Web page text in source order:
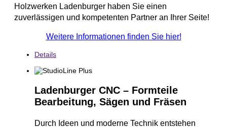
Holzwerken Ladenburger haben Sie einen
zuverlässigen und kompetenten Partner an Ihrer Seite!
Weitere Informationen finden Sie hier!
Details
Ladenburger CNC – Formteile
Bearbeitung, Sägen und Fräsen
Durch Ideen und moderne Technik entstehen